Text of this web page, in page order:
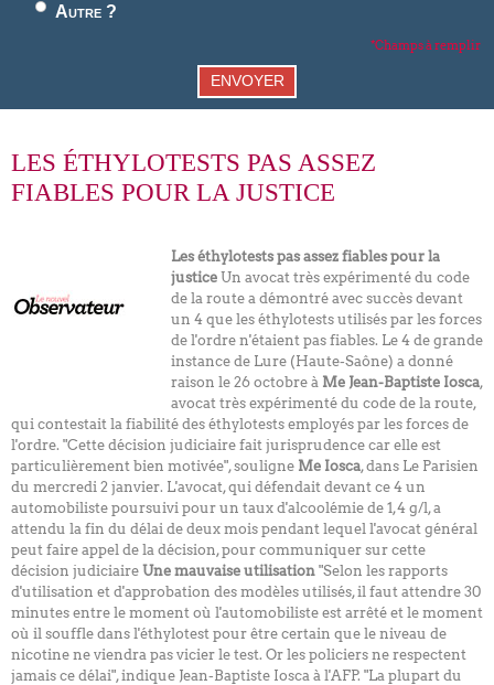
Autre ?
*Champs à remplir
ENVOYER
LES ÉTHYLOTESTS PAS ASSEZ
FIABLES POUR LA JUSTICE
Les éthylotests pas assez fiables pour la
justiceUn avocat très expérimenté du code
de la route a démontré avec succès devant
un 4 que les éthylotests utilisés par les forces
de l'ordre n'étaient pas fiables. Le 4 de grande
instance de Lure (Haute-Saône) a donné
raison le 26 octobre à Me Jean-Baptiste Iosca,
avocat très expérimenté du code de la route,
qui contestait la fiabilité des éthylotests employés par les forces de
l'ordre. "Cette décision judiciaire fait jurisprudence car elle est
particulièrement bien motivée", souligneMe Iosca, dans Le Parisien
du mercredi 2 janvier. L'avocat, qui défendait devant ce 4 un
automobiliste poursuivi pour un taux d'alcoolémie de 1,4 g/l, a
attendu la fin du délai de deux mois pendant lequel l'avocat général
peut faire appel de la décision, pour communiquer sur cette
décision judiciaire Une mauvaise utilisation"Selon les rapports
d'utilisation et d'approbation des modèles utilisés, il faut attendre 30
minutes entre le moment où l'automobiliste est arrêté et le moment
où il souffle dans l'éthylotest pour être certain que le niveau de
nicotine ne viendra pas vicier le test. Or les policiers ne respectent
jamais ce délai", indique Jean-Baptiste Iosca à l'AFP. "La plupart du